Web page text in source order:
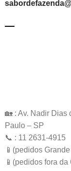
🏡 : Av. Nadir Dias
Paulo – SP
📞 : 11 2631-4915
📱(pedidos
📱(pedidos fora